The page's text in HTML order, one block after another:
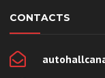
CONTACTS